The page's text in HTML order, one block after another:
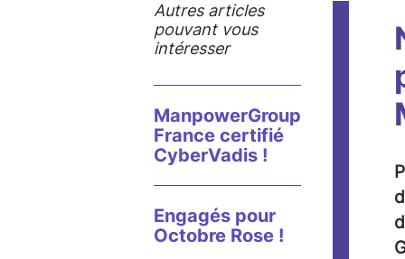
Autres articles
pouvant vous
intéresser
ManpowerGroup
France certifié
CyberVadis !
Engagés pour
Octobre Rose !